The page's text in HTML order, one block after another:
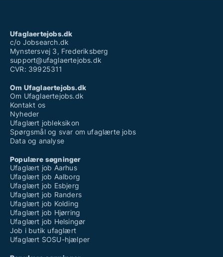
Ufaglært maskinfører
Ufaglært pædagogmedhjælper
Ufaglaertejobs.dk
c/o Jobsearch.dk
Mynstersvej 3, Frederiksberg
support@ufaglaertejobs.dk
CVR: 39925311
Om Ufaglaertejobs.dk
Om Ufaglaertejobs.dk
Kontakt os
Nyheder
Ufaglært jobleksikon
Spørgsmål og svar om ufaglærte jobs
Data og analyse
Populære søgninger
Ufaglært job Aarhus
Ufaglært job Aalborg
Ufaglært job Esbjerg
Ufaglært job Randers
Ufaglært job Kolding
Ufaglært job Hjørring
Ufaglært job Helsingør
Job i butik ufaglært
Ufaglært SOSU-hjælper